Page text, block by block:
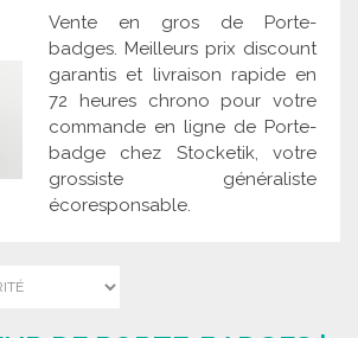
Vente en gros de Porte-
badges. Meilleurs prix discount
garantis et livraison rapide en
72 heures chrono pour votre
commande en ligne de Porte-
badge chez Stocketik, votre
grossiste généraliste
écoresponsable.